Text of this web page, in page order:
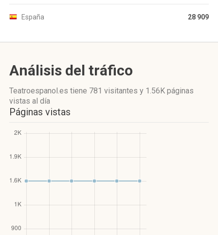
España 28 909
Análisis del tráfico
Teatroespanol.es tiene 781 visitantes y 1.56K páginas
vistas al día
Páginas vistas